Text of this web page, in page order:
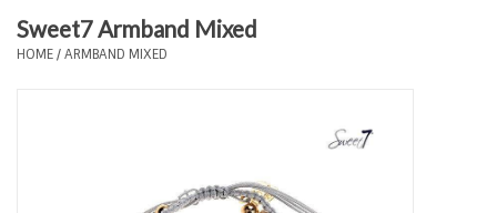
Plus Size Sieraden
Sweet7 Armband Mixed
HOME/ARMBAND MIXED